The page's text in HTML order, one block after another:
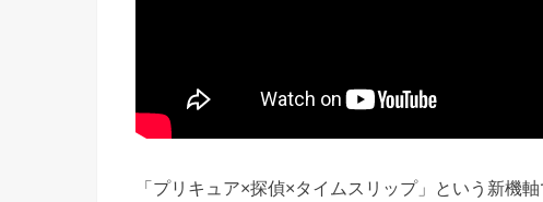
「プリキュア×探偵×タイムスリップ」という新機